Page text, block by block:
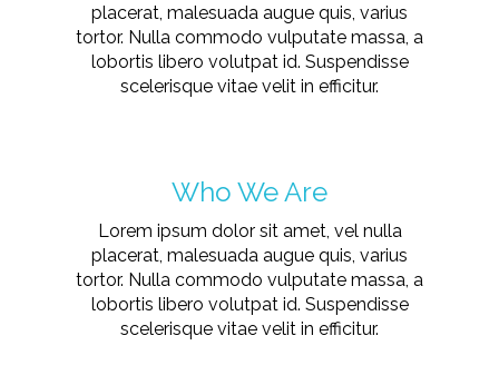
placerat, malesuada augue quis, varius
tortor. Nulla commodo vulputate massa, a
lobortis libero volutpat id. Suspendisse
scelerisque vitae velit in efficitur.
Lorem ipsum dolor sit amet, vel nulla
placerat, malesuada augue quis, varius
tortor. Nulla commodo vulputate massa, a
lobortis libero volutpat id. Suspendisse
scelerisque vitae velit in efficitur.
Who We Are